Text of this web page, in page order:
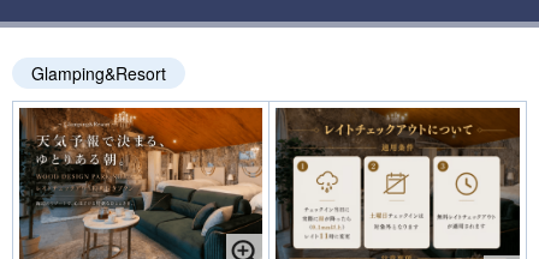
Glamping&Resort